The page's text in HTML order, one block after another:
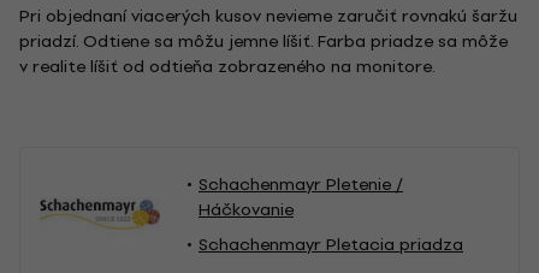
Pri objednaní viacerých kusov nevieme zaručiť rovnakú šaržu
priadzí. Odtiene sa môžu jemne líšiť. Farba priadze sa môže
v realite líšiť od odtieňa zobrazeného na monitore.
Schachenmayr Pletenie /
Háčkovanie
Schachenmayr Pletacia priadza